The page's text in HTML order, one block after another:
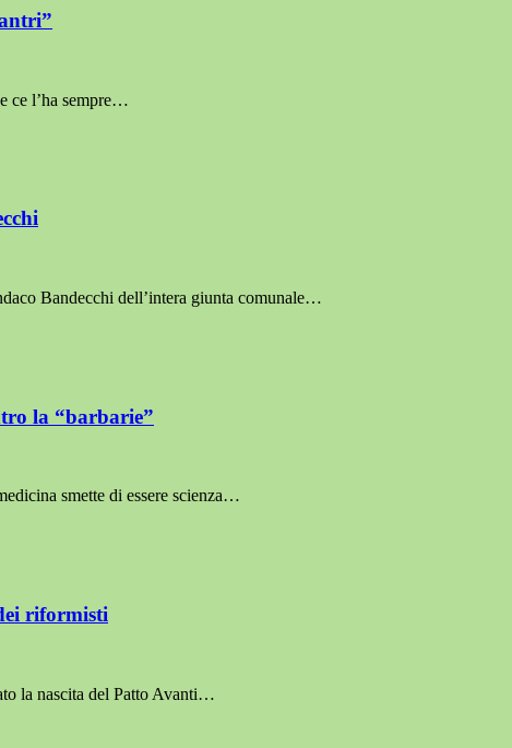
ce l’ha sempre…
Bandecchi dell’intera giunta comunale…
la “barbarie”
smette di essere scienza…
riformisti
la nascita del Patto Avanti…